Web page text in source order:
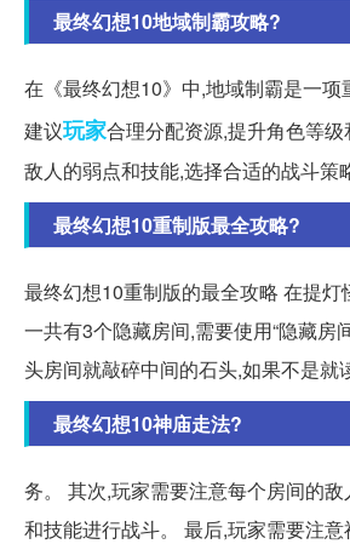
最终幻想10地域制霸攻略?
在《最终幻想10》中,地域制霸是一项
建议玩家合理分配资源,提升角色等
敌人的弱点和技能,选择合适的战斗策
最终幻想10重制版最全攻略?
最终幻想10重制版的最全攻略 在提灯
一共有3个隐藏房间,需要使用“隐藏房
头房间就敲碎中间的石头,如果不是就
最终幻想10神庙走法?
务。 其次,玩家需要注意每个房间的
和技能进行战斗。 最后,玩家需要注